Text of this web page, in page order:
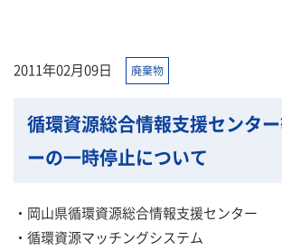
2011年02月09日 廃棄物
循環資源総合情報支援センタ
ーの一時停止について
・岡山県循環資源総合情報支援センター
・循環資源マッチングシステム